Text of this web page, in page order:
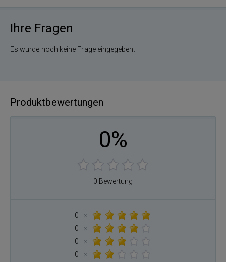
Ihre Fragen
Es wurde noch keine Frage eingegeben.
Produktbewertungen
0%
0 Bewertung
0
×
0
×
0
×
0
×